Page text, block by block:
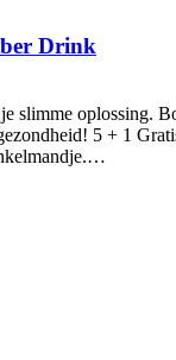
Drink
slimme oplossing.
5 + 1